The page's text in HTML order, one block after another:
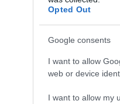
Opted Out
Google consents
I want to allow
web or device
I want to allow my